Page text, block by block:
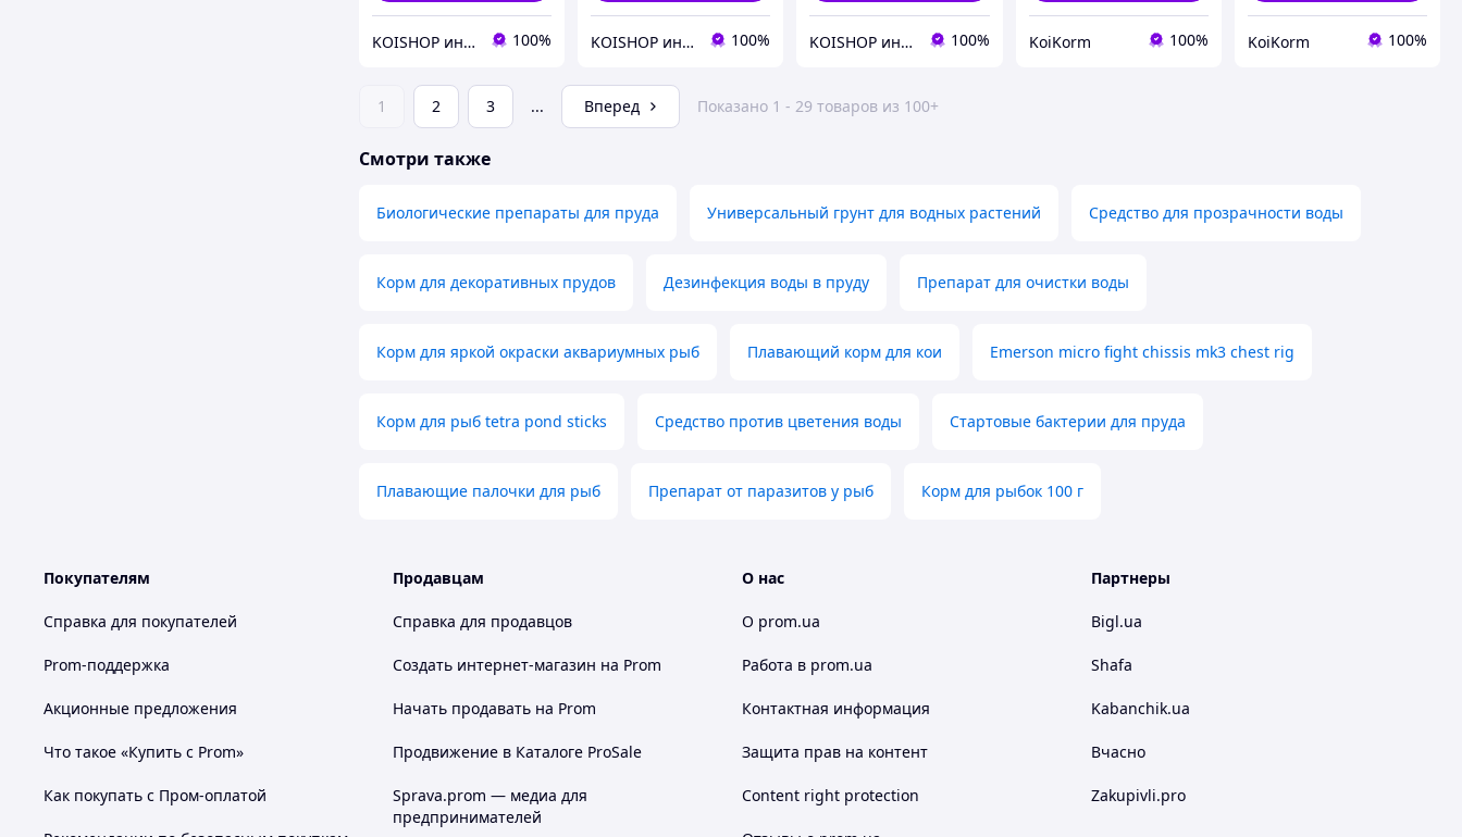
KOISHOP интернет-магазин 100% KOISHOP интернет-магазин 100% KOISHOP интернет-магазин 100% KoiKorm 100% KoiKorm 100%
1 2 3 ... Вперед Показано 1 - 29 товаров из 100+
Смотри также
Биологические препараты для пруда Универсальный грунт для водных растений Средство для прозрачности воды
Корм для декоративных прудов Дезинфекция воды в пруду Препарат для очистки воды
Корм для яркой окраски аквариумных рыб Плавающий корм для кои Emerson micro fight chissis mk3 chest rig
Корм для рыб tetra pond sticks Средство против цветения воды Стартовые бактерии для пруда
Плавающие палочки для рыб Препарат от паразитов у рыб Корм для рыбок 100 г
Покупателям
Справка для покупателей
Prom-поддержка
Акционные предложения
Что такое «Купить с Prom»
Как покупать с Пром-оплатой
Продавцам
Справка для продавцов
Создать интернет-магазин на Prom
Начать продавать на Prom
Продвижение в Каталоге ProSale
Sprava.prom — медиа для
предпринимателей
О нас
О prom.ua
Работа в prom.ua
Контактная информация
Защита прав на контент
Content right protection
Партнеры
Bigl.ua
Shafa
Kabanchik.ua
Вчасно
Zakupivli.pro